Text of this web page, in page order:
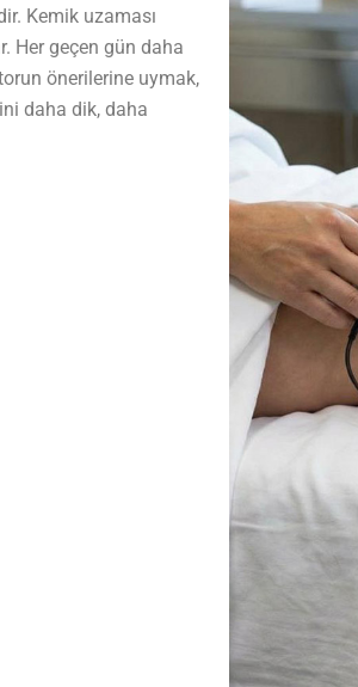
Kemik uzaması
Her geçen gün daha
önerilerine uymak,
daha dik, daha